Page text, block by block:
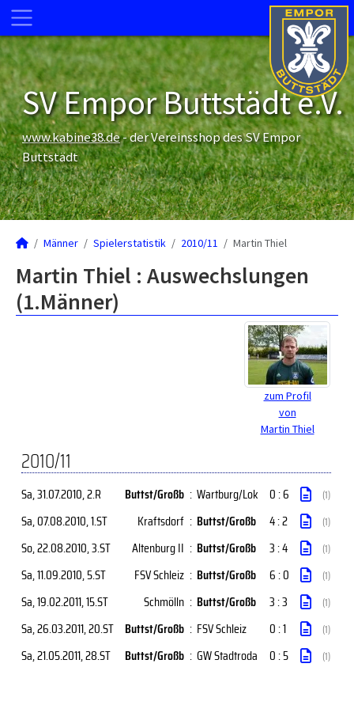
SV Empor Buttstädt e.V.
www.kabine38.de- der Vereinsshop des SV Empor
Buttstädt
Männer Spielerstatistik 2010/11 Martin Thiel
Martin Thiel : Auswechslungen
(1.Männer)
zum Profil
von
Martin Thiel
2010/11
Sa, 31.07.2010, 2.R Buttst/Großb : Wartburg/Lok 0 : 6 (1)
Sa, 07.08.2010, 1.ST Kraftsdorf : Buttst/Großb 4 : 2 (1)
So, 22.08.2010, 3.ST Altenburg II : Buttst/Großb 3 : 4 (1)
Sa, 11.09.2010, 5.ST FSV Schleiz : Buttst/Großb 6 : 0 (1)
Sa, 19.02.2011, 15.ST Schmölln : Buttst/Großb 3 : 3 (1)
Sa, 26.03.2011, 20.ST Buttst/Großb : FSV Schleiz 0 : 1 (1)
Sa, 21.05.2011, 28.ST Buttst/Großb : GW Stadtroda 0 : 5 (1)